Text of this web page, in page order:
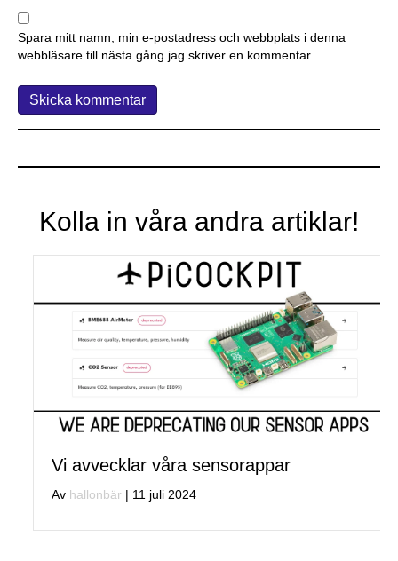
Spara mitt namn, min e-postadress och webbplats i denna
webbläsare till nästa gång jag skriver en kommentar.
Kolla in våra andra artiklar!
Vi avvecklar våra sensorappar
Avhallonbär |11 juli 2024